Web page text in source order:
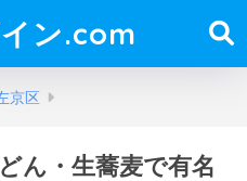
ン.com
京区
ん・生蕎麦で有名